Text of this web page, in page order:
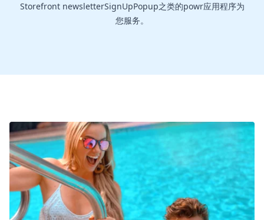
Storefront newsletterSignUpPopup之类的powr应用程序为
您服务。